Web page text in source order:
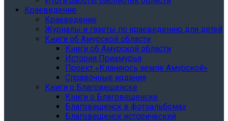
Краеведение
Краеведение
Журналы и газеты по краеведению для детей
Книги об Амурской области
Книги об Амурской области
История Приамурья
Проект «Кланяюсь земле Амурской»
Справочные издания
Книги о Благовещенске
Книги о Благовещенске
Благовещенск в фотоальбомах
Благовещенск исторический